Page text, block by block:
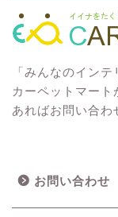
「みんなのイン
カーペットマー
あればお問い合わ
お問い合わせ